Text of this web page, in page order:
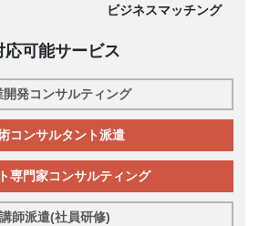
ビジネスマッチング
応可能サービス
開発コンサルティング
コンサルタント派遣
専門家コンサルティング
講師派遣(社員研修)